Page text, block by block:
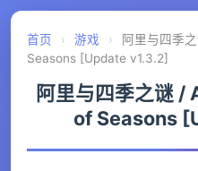
首页 › 游戏 ›
阿里与四季
Seasons [Update v1.3.2]
阿里与四季之谜
of Seasons